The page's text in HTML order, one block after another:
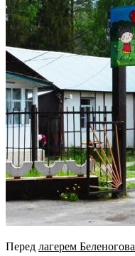
Перед лагерем Беленогова